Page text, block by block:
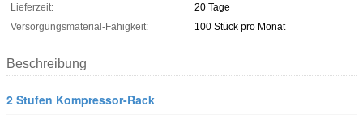
Lieferzeit:
20 Tage
Versorgungsmaterial-Fähigkeit:
100 Stück pro Monat
Beschreibung
2 Stufen Kompressor-Rack